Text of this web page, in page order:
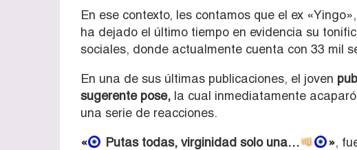
En ese contexto, les contamos que el ex
ha dejado el último tiempo en evidencia su
sociales, donde actualmente cuenta con 33 mil
En una de sus últimas publicaciones, el joven
sugerente pose, la cual inmediatamente
una serie de reacciones.
« Putas todas, virginidad solo una… »,